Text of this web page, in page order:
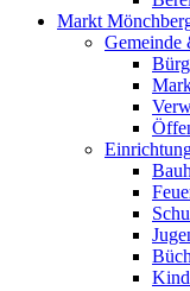
Markt
Gemeinde